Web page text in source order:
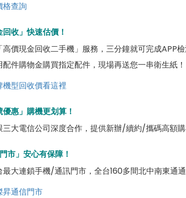
格查詢
回收」快速估價！
價現金回收二手機」服務，三分鐘就可完成APP
配件購物金購買指定配件，現場再送您一串衛生紙！
機型回收價看這裡
惠」購機更划算！
大電信公司深度合作，提供新辦/續約/攜碼高額
市」安心有保障！
大連鎖手機/通訊門市，全台160多間北中南東通
昇通信門市